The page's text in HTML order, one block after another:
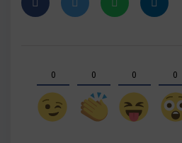
0 0 0 0